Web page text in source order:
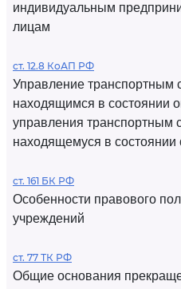
индивидуальным
лицам
ст. 12.8 КоАП РФ
Управление транспортным
находящимся в состоянии
управления транспортным
находящемуся в состоянии
ст. 161 БК РФ
Особенности правового
учреждений
ст. 77 ТК РФ
Общие основания